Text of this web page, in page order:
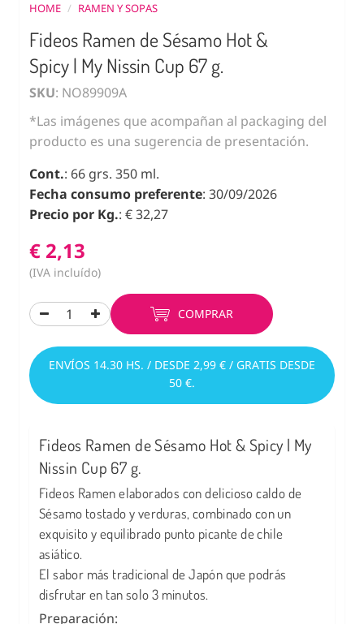
HOME / RAMEN Y SOPAS
Fideos Ramen de Sésamo Hot &
Spicy | My Nissin Cup 67 g.
SKU: NO89909A
*Las imágenes que acompañan al packaging del
producto es una sugerencia de presentación.
Cont.: 66 grs. 350 ml.
Fecha consumo preferente: 30/09/2026
Precio por Kg.: € 32,27
€ 2,13
(IVA incluído)
COMPRAR
ENVÍOS 14.30 HS. / DESDE 2,99 € / GRATIS DESDE
50 €.
Fideos Ramen de Sésamo Hot & Spicy | My
Nissin Cup 67 g.
Fideos Ramen elaborados con delicioso caldo de
Sésamo tostado y verduras, combinado con un
exquisito y equilibrado punto picante de chile
asiático.
El sabor más tradicional de Japón que podrás
disfrutar en tan solo 3 minutos.
Preparación: